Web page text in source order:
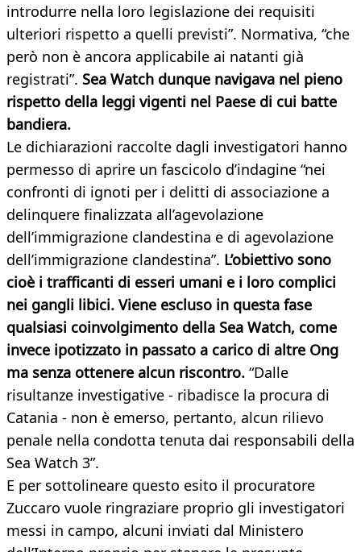
introdurre nella loro legislazione dei requisiti
ulteriori rispetto a quelli previsti”. Normativa, “che
però non è ancora applicabile ai natanti già
registrati”. Sea Watch dunque navigava nel pieno
rispetto della leggi vigenti nel Paese di cui batte
bandiera.
Le dichiarazioni raccolte dagli investigatori hanno
permesso di aprire un fascicolo d’indagine “nei
confronti di ignoti per i delitti di associazione a
delinquere finalizzata all’agevolazione
dell’immigrazione clandestina e di agevolazione
dell’immigrazione clandestina”. L’obiettivo sono
cioè i trafficanti di esseri umani e i loro complici
nei gangli libici. Viene escluso in questa fase
qualsiasi coinvolgimento della Sea Watch, come
invece ipotizzato in passato a carico di altre Ong
ma senza ottenere alcun riscontro. “Dalle
risultanze investigative - ribadisce la procura di
Catania - non è emerso, pertanto, alcun rilievo
penale nella condotta tenuta dai responsabili della
Sea Watch 3”.
E per sottolineare questo esito il procuratore
Zuccaro vuole ringraziare proprio gli investigatori
messi in campo, alcuni inviati dal Ministero